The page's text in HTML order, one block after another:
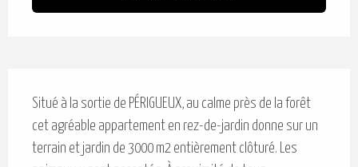
Situé à la sortie de PÉRIGUEUX, au calme près de la forêt
cet agréable appartement en rez-de-jardin donne sur un
terrain et jardin de 3000 m2 entièrement clôturé. Les